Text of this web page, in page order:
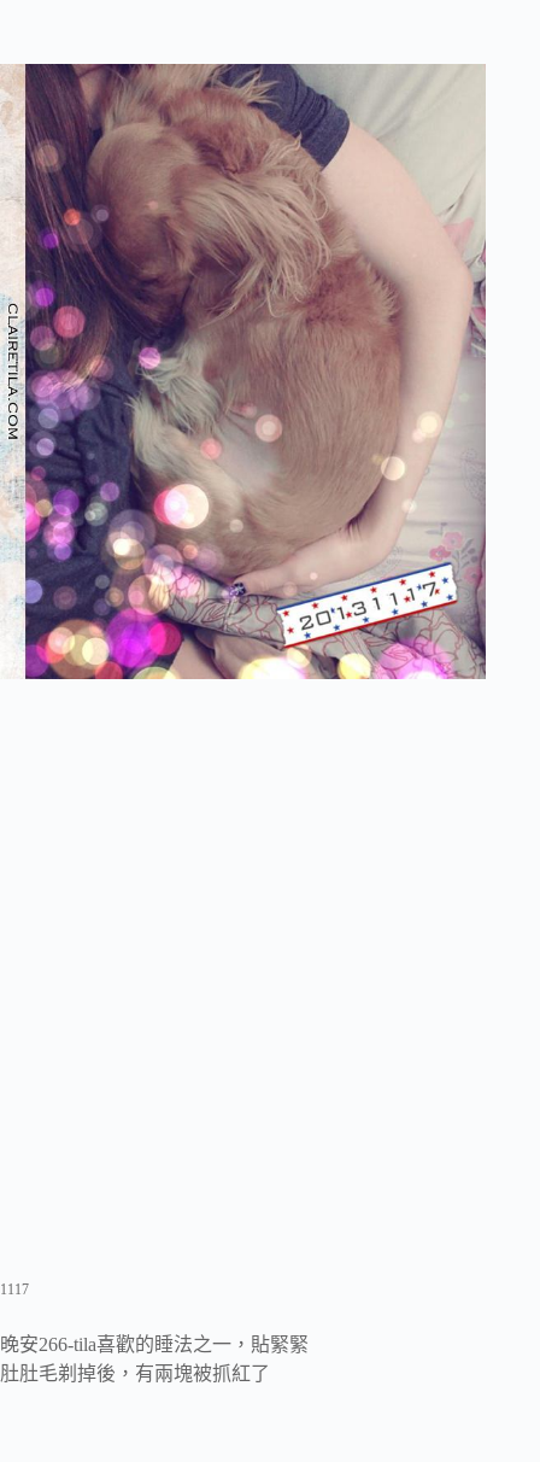
1117
晚安266-tila喜歡的睡法之一，貼緊緊
肚肚毛剃掉後，有兩塊被抓紅了